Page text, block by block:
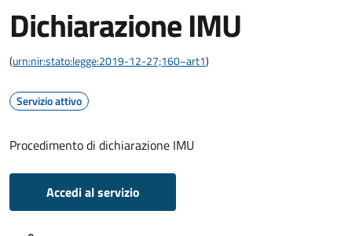
Dichiarazione IMU
(urn:nir:stato:legge:2019-12-27;160~art1)
Servizio attivo
Procedimento di dichiarazione IMU
Accedi al servizio